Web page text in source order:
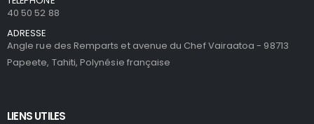
40 50 52 88
ADRESSE
Angle rue des Remparts et avenue du Chef Vairaatoa - 98713
Papeete, Tahiti, Polynésie française
LIENS UTILES